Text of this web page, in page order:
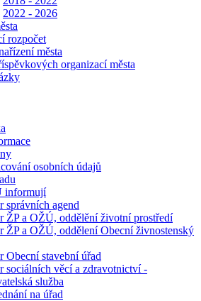
2022 - 2026
rozpočet
města
organizací města
osobních údajů
informují
správních agend
ŽP a OŽÚ, oddělění životní prostředí
ŽP a OŽÚ, oddělení Obecní živnostenský
Obecní stavební úřad
sociálních věcí a zdravotnictví -
služba
na úřad